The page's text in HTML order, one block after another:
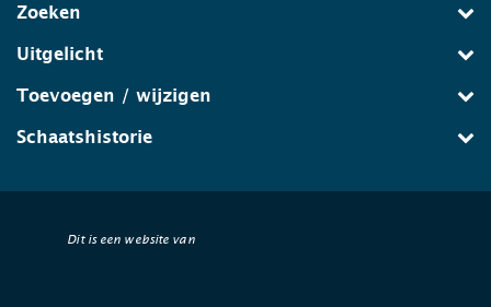
Zoeken
Uitgelicht
Toevoegen / wijzigen
Schaatshistorie
Dit is een website van